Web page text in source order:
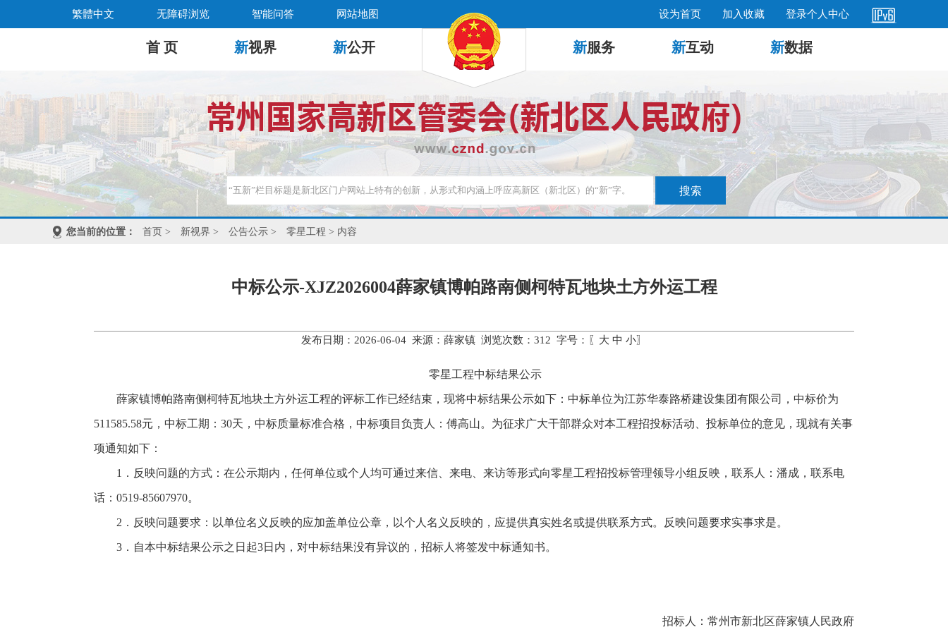
繁體中文 无障碍浏览 智能问答 网站地图 设为首页 加入收藏 登录个人中心
首 页 新视界 新公开 新服务 新互动 新数据
您当前的位置： 首页 > 新视界 > 公告公示 > 零星工程 > 内容
中标公示-XJZ2026004薛家镇博帕路南侧柯特瓦地块土方外运工程
发布日期：2026-06-04 来源：薛家镇 浏览次数： 312 字号：〖 大 中 小〗
零星工程中标结果公示
薛家镇博帕路南侧柯特瓦地块土方外运工程的评标工作已经结束，现将中标结果公示如下：中标单位为江苏华泰路桥建设集团有限公司，中标价为
511585.58元，中标工期：30天，中标质量标准合格，中标项目负责人：傅高山。为征求广大干部群众对本工程招投标活动、投标单位的意见，现就有关事
项通知如下：
1．反映问题的方式：在公示期内，任何单位或个人均可通过来信、来电、来访等形式向零星工程招投标管理领导小组反映，联系人：潘成，联系电
话：0519-85607970。
2．反映问题要求：以单位名义反映的应加盖单位公章，以个人名义反映的，应提供真实姓名或提供联系方式。反映问题要求实事求是。
3．自本中标结果公示之日起3日内，对中标结果没有异议的，招标人将签发中标通知书。
招标人：常州市新北区薛家镇人民政府